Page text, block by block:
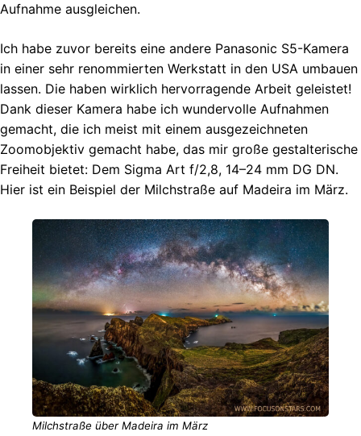
Aufnahme ausgleichen.
Ich habe zuvor bereits eine andere Panasonic S5-Kamera
in einer sehr renommierten Werkstatt in den USA umbauen
lassen. Die haben wirklich hervorragende Arbeit geleistet!
Dank dieser Kamera habe ich wundervolle Aufnahmen
gemacht, die ich meist mit einem ausgezeichneten
Zoomobjektiv gemacht habe, das mir große gestalterische
Freiheit bietet: Dem Sigma Art f/2,8, 14–24 mm DG DN.
Hier ist ein Beispiel der Milchstraße auf Madeira im März.
Milchstraße über Madeira im März